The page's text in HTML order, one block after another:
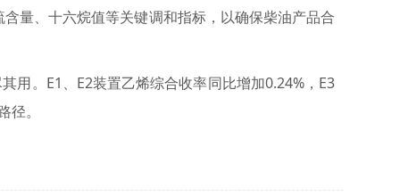
量、十六烷值等关键调和指标，以确保柴油产品合
用。E1、E2装置乙烯综合收率同比增加0.24%，E3
。